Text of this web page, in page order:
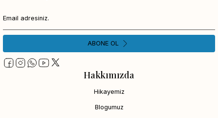
Hakkımızda
Hikayemiz
Blogumuz
ABONE OL